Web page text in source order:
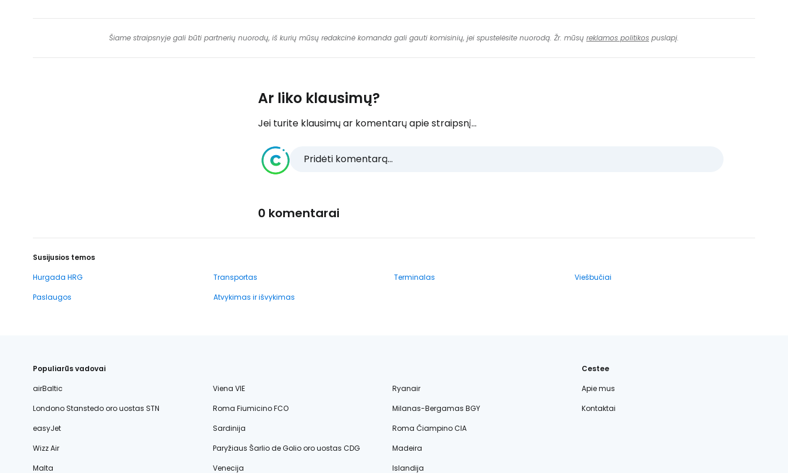
Šiame straipsnyje gali būti partnerių nuorodų, iš kurių mūsų redakcinė komanda gali gauti komisinių, jei spustelėsite nuorodą. Žr. mūsų reklamos politikos puslapį.
Ar liko klausimų?
Jei turite klausimų ar komentarų apie straipsnį...
Pridėti komentarą...
0 komentarai
Susijusios temos
Hurgada HRG
Transportas Terminalas
Viešbučiai
Paslaugos
Atvykimas ir išvykimas
Populiarūs vadovai
airBaltic
Viena VIE
Ryanair
Londono Stanstedo oro uostas STN
Roma Fiumicino FCO
Milanas-Bergamas BGY
easyJet
Sardinija
Roma Čiampino CIA
Wizz Air
Paryžiaus Šarlio de Golio oro uostas CDG
Madeira
Malta
Venecija Islandija
Cestee
Apie mus
Kontaktai